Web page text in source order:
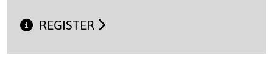
REGISTER